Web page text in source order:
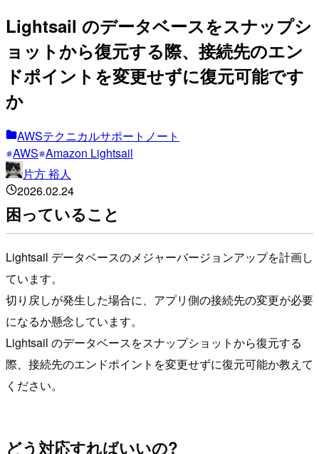
Lightsail のデータベースをスナップシ
ョットから復元する際、接続先のエン
ドポイントを変更せずに復元可能です
か
AWSテクニカルサポートノート
AWS Amazon Lightsail
片方 裕人
2026.02.24
困っていること
Lightsail データベースのメジャーバージョンアップを計画し
ています。
切り戻しが発生した場合に、アプリ側の接続先の変更が必要
になるか懸念しています。
Lightsail のデータベースをスナップショットから復元する
際、接続先のエンドポイントを変更せずに復元可能か教えて
ください。
どう対応すればいいの?